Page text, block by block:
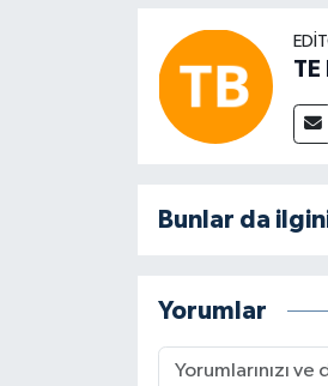
Bunlar da
Yorumlar